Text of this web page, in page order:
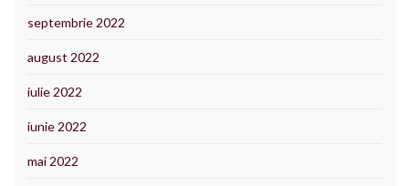
septembrie 2022
august 2022
iulie 2022
iunie 2022
mai 2022